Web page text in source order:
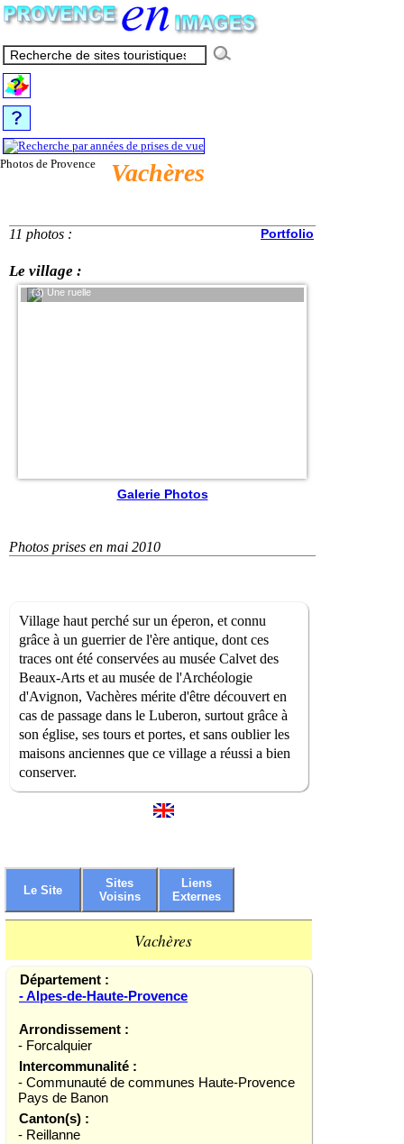
Photos de Provence Vachères
11 photos : Portfolio
Le village :
(3) Une ruelle
Galerie Photos
Photos prises en mai 2010
Village haut perché sur un éperon, et connu
grâce à un guerrier de l'ère antique, dont ces
traces ont été conservées au musée Calvet des
Beaux-Arts et au musée de l'Archéologie
d'Avignon, Vachères mérite d'être découvert en
cas de passage dans le Luberon, surtout grâce à
son église, ses tours et portes, et sans oublier les
maisons anciennes que ce village a réussi a bien
conserver.
Le Site
Sites
Voisins
Liens
Externes
Vachères
Département :
- Alpes-de-Haute-Provence
Arrondissement :
- Forcalquier
Intercommunalité :
- Communauté de communes Haute-Provence
Pays de Banon
Canton(s) :
- Reillanne